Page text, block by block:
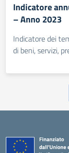
Indicatore
– Anno 2023
Indicatore dei
di beni, servizi,